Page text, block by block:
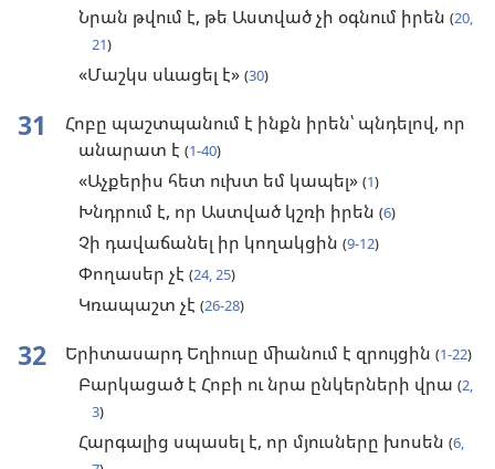
Նրան թվում է, թե Աստված չի օգնում իրեն (20,
21)
«Մաշկս սևացել է» (30)
31
Հոբը պաշտպանում է ինքն իրեն՝ պնդելով, որ
անարատ է (1-40)
«Աչքերիս հետ ուխտ եմ կապել» (1)
Խնդրում է, որ Աստված կշռի իրեն (6)
Չի դավաճանել իր կողակցին (9-12)
Փողասեր չէ (24, 25)
Կռապաշտ չէ (26-28)
32 Երիտասարդ Եղիուսը միանում է զրույցին (1-22)
Բարկացած է Հոբի ու նրա ընկերների վրա (2,
3)
Հարգալից սպասել է, որ մյուսները խոսեն (6,